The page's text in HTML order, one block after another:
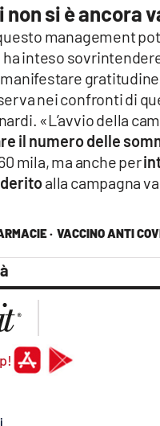
· VACCINO ANTI
non si è ancora
management
ha inteso
nei confronti di
«L’avvio della
il numero delle
mila, ma anche per
alla campagna